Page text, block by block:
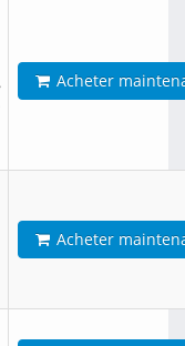
Acheter
Acheter